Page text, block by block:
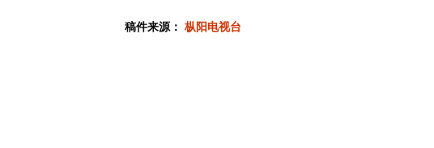
稿件来源： 枞阳电视台